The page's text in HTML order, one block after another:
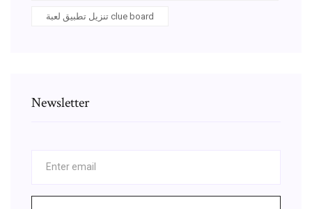
تنزيل تطبيق لعبة clue board
Newsletter